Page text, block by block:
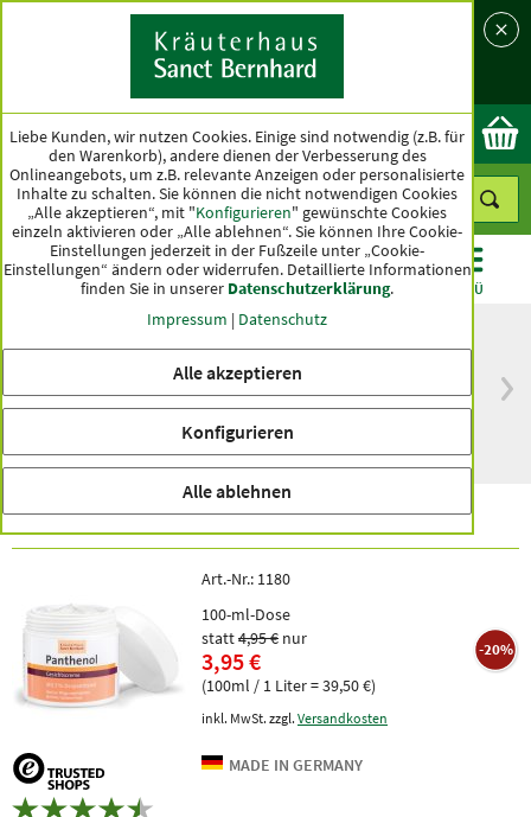
Land
Ok
KATEGORIEN ANGEBOTE TOPSELLER MENÜ
versandkostenfrei
innerhalb Deutschlands
Spitzenqualität seit
Panthenol-Gesichtscreme
Art.-Nr.: 1180
100-ml-Dose
statt4,95 € nur
3,95 €
(100ml / 1 Liter = 39,50 €)
-20%
inkl. MwSt. zzgl. Versandkosten
Liebe Kunden, wir nutzen Cookies. Einige sind notwendig (z.B. für
den Warenkorb), andere dienen der Verbesserung des
Onlineangebots, um z.B. relevante Anzeigen oder personalisierte
Inhalte zu schalten. Sie können die nicht notwendigen Cookies
„Alle akzeptieren“, mit "Konfigurieren" gewünschte Cookies
einzeln aktivieren oder „Alle ablehnen“. Sie können Ihre Cookie-
Einstellungen jederzeit in der Fußzeile unter „Cookie-
Einstellungen“ ändern oder widerrufen. Detaillierte Informationen
finden Sie in unserer Datenschutzerklärung.
Impressum | Datenschutz
Alle akzeptieren
Konfigurieren
Alle ablehnen